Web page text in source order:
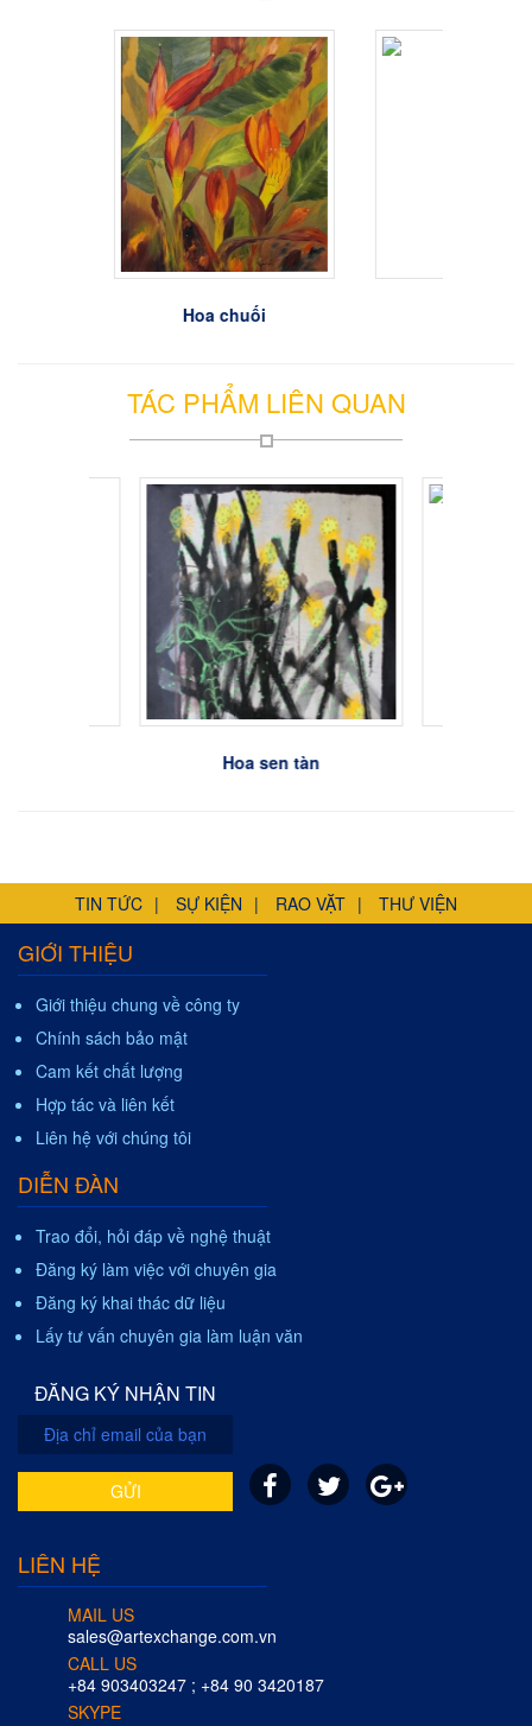
Hoa chuối
TÁC PHẨM LIÊN QUAN
Hoa sen tàn
TIN TỨC SỰ KIỆN RAO VẶT THƯ VIỆN
GIỚI THIỆU
Giới thiệu chung về công ty
Chính sách bảo mật
Cam kết chất lượng
Hợp tác và liên kết
Liên hệ với chúng tôi
DIỄN ĐÀN
Trao đổi, hỏi đáp về nghệ thuật
Đăng ký làm việc với chuyên gia
Đăng ký khai thác dữ liệu
Lấy tư vấn chuyên gia làm luận văn
ĐĂNG KÝ NHẬN TIN
GỬI
LIÊN HỆ
MAIL US
sales@artexchange.com.vn
CALL US
+84 903403247 ; +84 90 3420187
SKYPE